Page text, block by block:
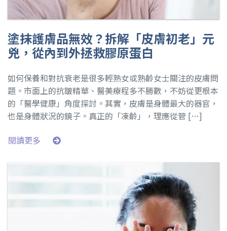
塗抹護膚品無效？拆解「皮膚初老」元
兇，從內到外拯救膠原蛋白
如何保養和對抗衰老是很多輕熟女或熟齡女士關注的皮膚問
題。市面上的抗皺精華、醫美療程多不勝數，不妨從更根本
的「醫學健康」角度探討。其實，皮膚是身體最大的器官，
也是身體狀況的鏡子。真正的「凍齡」，理應從管 […]
閱讀更多